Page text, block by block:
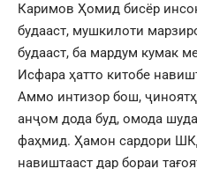
Каримов Ҳомид бисёр
будааст, мушкилоти
будааст, ба мардум кумак
Исфара ҳатто китобе
Аммо интизор бош,
анҷом дода буд, омода
фаҳмид. Ҳамон сардори
навиштааст дар бораи